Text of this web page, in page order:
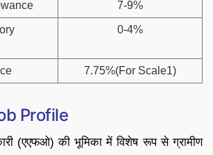
7-9%
0-4%
7.75%(For Scale1)
Profile
(एएफओ) की भूमिका में विशेष रूप से ग्रामीण